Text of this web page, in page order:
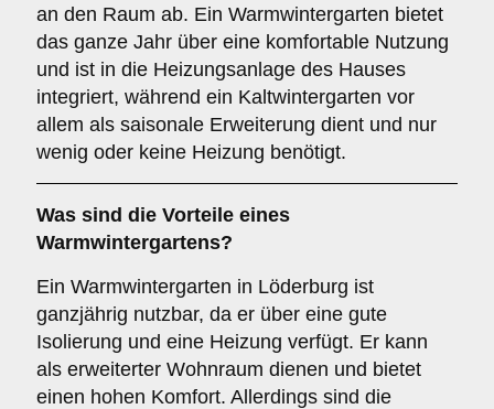
an den Raum ab. Ein Warmwintergarten bietet
das ganze Jahr über eine komfortable Nutzung
und ist in die Heizungsanlage des Hauses
integriert, während ein Kaltwintergarten vor
allem als saisonale Erweiterung dient und nur
wenig oder keine Heizung benötigt.
Was sind die Vorteile eines
Warmwintergartens?
Ein Warmwintergarten in Löderburg ist
ganzjährig nutzbar, da er über eine gute
Isolierung und eine Heizung verfügt. Er kann
als erweiterter Wohnraum dienen und bietet
einen hohen Komfort. Allerdings sind die